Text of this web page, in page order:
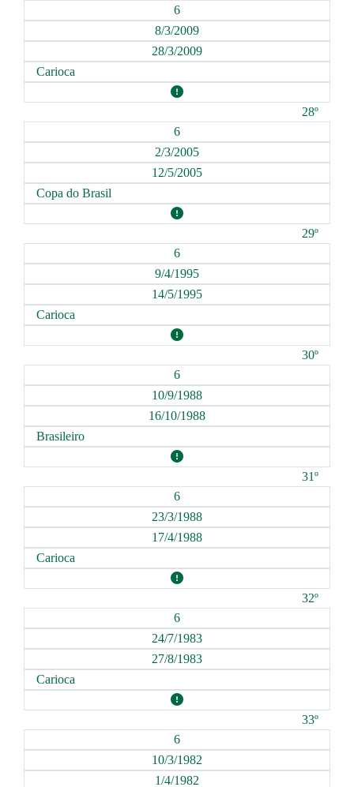
6
8/3/2009
28/3/2009
Carioca
28º
6
2/3/2005
12/5/2005
Copa do Brasil
29º
6
9/4/1995
14/5/1995
Carioca
30º
6
10/9/1988
16/10/1988
Brasileiro
31º
6
23/3/1988
17/4/1988
Carioca
32º
6
24/7/1983
27/8/1983
Carioca
33º
6
10/3/1982
1/4/1982